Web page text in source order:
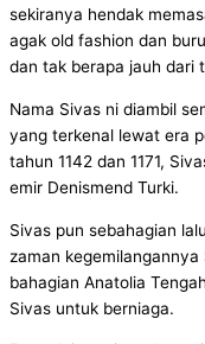
sekiranya hendak
agak old fashion dan
dan tak berapa jauh dari
Nama Sivas ni diambil
yang terkenal lewat era
tahun 1142 dan 1171,
emir Denismend Turki.
Sivas pun sebahagian
zaman
bahagian Anatolia
Sivas untuk berniaga.